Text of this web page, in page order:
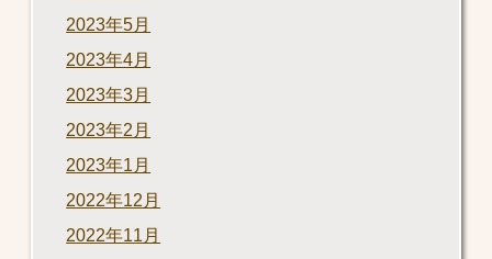
2023年5月
2023年4月
2023年3月
2023年2月
2023年1月
2022年12月
2022年11月